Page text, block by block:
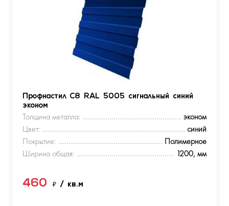
Профнастил С8 RAL 5005 сигнальный синий
эконом
Толщина металла:
эконом
Цвет:
синий
Покрытие:
Полимерное
Ширина общая:
1200, мм
460 ₽ / кв.м